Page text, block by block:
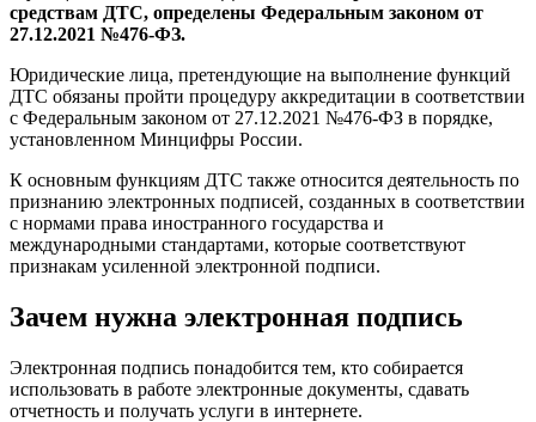
средствам ДТС, определены Федеральным законом от
27.12.2021 №476-ФЗ.
Юридические лица, претендующие на выполнение функций
ДТС обязаны пройти процедуру аккредитации в соответствии
с Федеральным законом от 27.12.2021 №476-ФЗ в порядке,
установленном Минцифры России.
К основным функциям ДТС также относится деятельность по
признанию электронных подписей, созданных в соответствии
с нормами права иностранного государства и
международными стандартами, которые соответствуют
признакам усиленной электронной подписи.
Зачем нужна электронная подпись
Электронная подпись понадобится тем, кто собирается
использовать в работе электронные документы, сдавать
отчетность и получать услуги в интернете.